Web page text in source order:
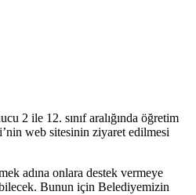
2 ile 12. sınıf aralığında öğretim
web sitesinin ziyaret edilmesi
adına onlara destek vermeye
Bunun için Belediyemizin